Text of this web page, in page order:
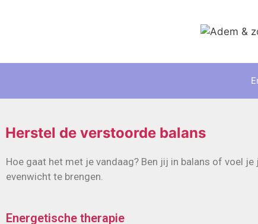
Herstel de verstoorde balans
Hoe gaat het met je vandaag? Ben jij in balans of voel
evenwicht te brengen.
Energetische therapie